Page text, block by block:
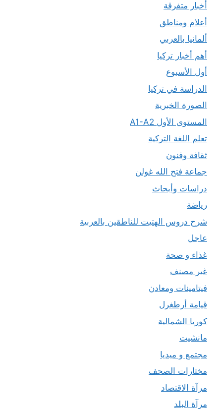
أخبار متفرقة
أعلام ومناطق
ألمانيا بالعربي
أهم أخبار تركيا
أول الأسبوع
الدراسة في تركيا
الصورة الخبرية
المستوى الأول A1-A2
تعلم اللغة التركية
ثقافة وفنون
جماعة فتح الله غولن
دراسات وأبحاث
رياضة
شرح دروس الهتيت للناطقين بالعربية
عاجل
غذاء و صحة
غير مصنف
فيتامينات ومعادن
قيامة أرطغرل
كوريا الشمالية
مانشيت
مجتمع و ميديا
مختارات الصحف
مرآة الاقتصاد
مرآة البلد